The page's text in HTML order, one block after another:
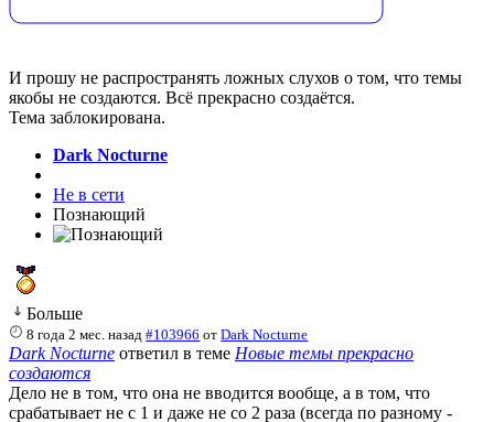
И прошу не распространять ложных слухов о том, что темы
якобы не создаются. Всё прекрасно создаётся.
Тема заблокирована.
Dark Nocturne
Не в сети
Познающий
Больше
8 года 2 мес. назад #103966 отDark Nocturne
Dark Nocturne ответил в теме Новые темы прекрасно
создаются
Дело не в том, что она не вводится вообще, а в том, что
срабатывает не с 1 и даже не со 2 раза (всегда по разному -